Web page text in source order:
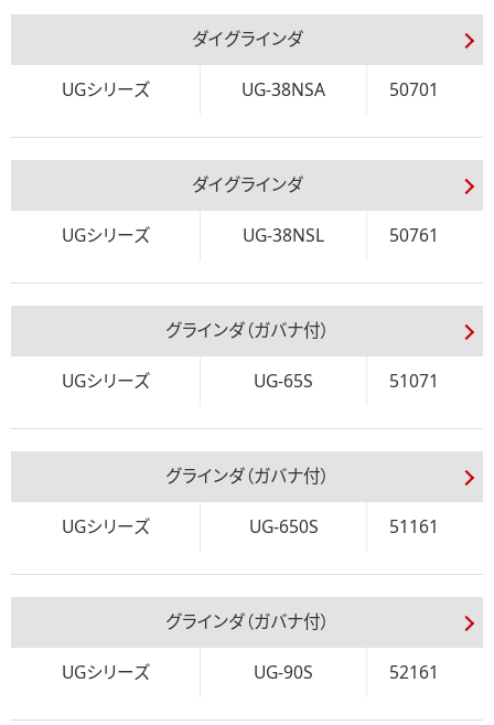
ダイグラインダ
UGシリーズ UG-38NSA 50701
ダイグラインダ
UGシリーズ UG-38NSL 50761
グラインダ（ガバナ付）
UGシリーズ UG-65S 51071
グラインダ（ガバナ付）
UGシリーズ UG-650S 51161
グラインダ（ガバナ付）
UGシリーズ UG-90S 52161